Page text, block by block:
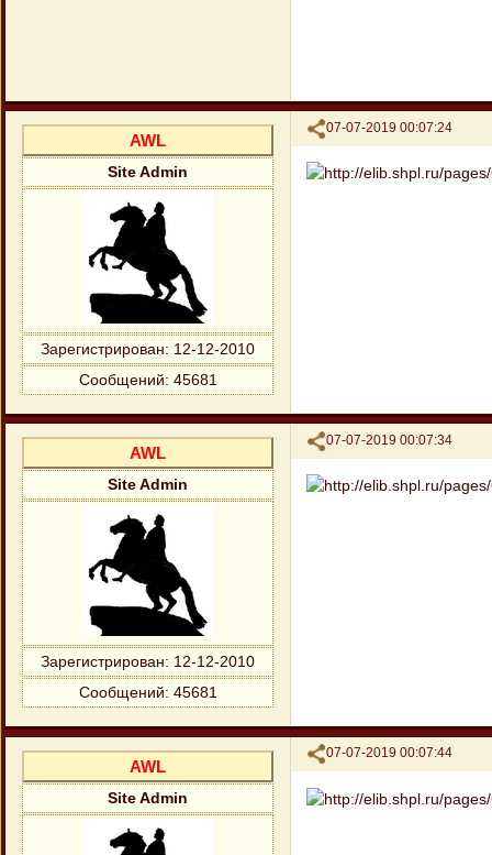
Поделиться
07-07-2019 00:07:24
AWL
Site Admin
Зарегистрирован: 12-12-2010
Сообщений: 45681
Поделиться
07-07-2019 00:07:34
AWL
Site Admin
Зарегистрирован: 12-12-2010
Сообщений: 45681
Поделиться
07-07-2019 00:07:44
AWL
Site Admin